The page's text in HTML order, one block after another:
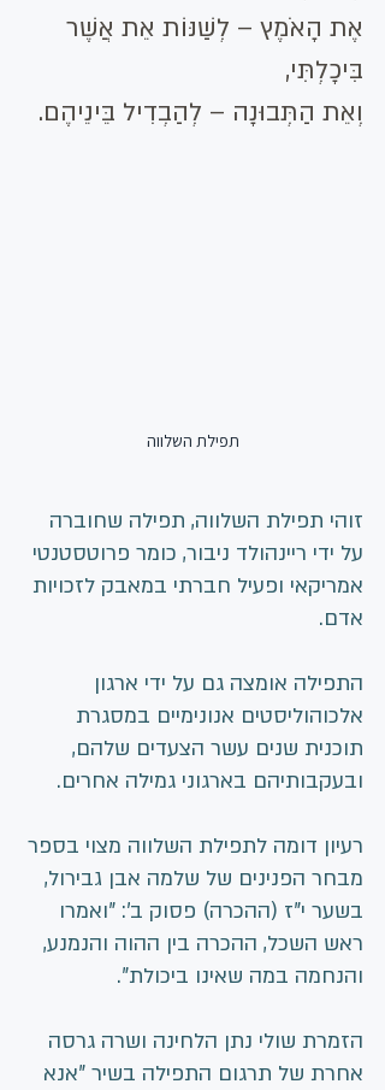
אֶת הָאֹמֶץ – לְשַׁנּוֹת אֵת אֲשֶׁר
בִּיכָלְתִּי,
וְאֵת הַתְּבוּנָה – לְהַבְדִיל בֵּינֵיהֶם.
תפילת השלווה
זוהי תפילת השלווה, תפילה שחוברה
על ידי ריינהולד ניבור, כומר פרוטסטנטי
אמריקאי ופעיל חברתי במאבק לזכויות
אדם.
התפילה אומצה גם על ידי ארגון
אלכוהוליסטים אנונימיים במסגרת
תוכנית שנים עשר הצעדים שלהם,
ובעקבותיהם בארגוני גמילה אחרים.
רעיון דומה לתפילת השלווה מצוי בספר
מבחר הפנינים של שלמה אבן גבירול,
בשער י"ז (ההכרה) פסוק ב': "ואמרו
ראש השכל, ההכרה בין ההוה והנמנע,
והנחמה במה שאינו ביכולת".
הזמרת שולי נתן הלחינה ושרה גרסה
אחרת של תרגום התפילה בשיר "אנא